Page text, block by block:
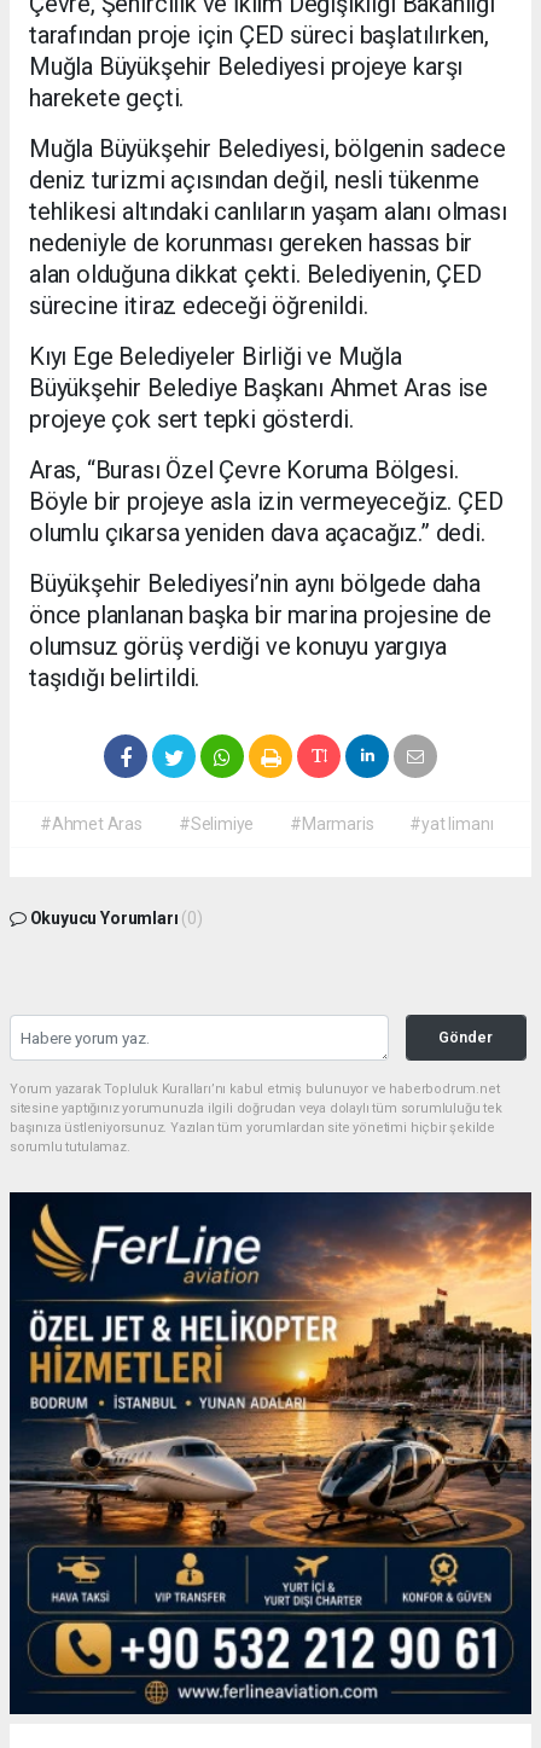
tarafından proje için ÇED süreci başlatılırken,
Muğla Büyükşehir Belediyesi projeye karşı
harekete geçti.
Muğla Büyükşehir Belediyesi, bölgenin sadece
deniz turizmi açısından değil, nesli tükenme
tehlikesi altındaki canlıların yaşam alanı olması
nedeniyle de korunması gereken hassas bir
alan olduğuna dikkat çekti. Belediyenin, ÇED
sürecine itiraz edeceği öğrenildi.
Kıyı Ege Belediyeler Birliği ve Muğla
Büyükşehir Belediye Başkanı Ahmet Aras ise
projeye çok sert tepki gösterdi.
Aras, “Burası Özel Çevre Koruma Bölgesi.
Böyle bir projeye asla izin vermeyeceğiz. ÇED
olumlu çıkarsa yeniden dava açacağız.” dedi.
Büyükşehir Belediyesi’nin aynı bölgede daha
önce planlanan başka bir marina projesine de
olumsuz görüş verdiği ve konuyu yargıya
taşıdığı belirtildi.
#Ahmet Aras #Selimiye #Marmaris #yat limanı
Okuyucu Yorumları (0)
Gönder
Yorum yazarak Topluluk Kuralları’nı kabul etmiş bulunuyor ve haberbodrum.net
sitesine yaptığınız yorumunuzla ilgili doğrudan veya dolaylı tüm sorumluluğu tek
başınıza üstleniyorsunuz. Yazılan tüm yorumlardan site yönetimi hiçbir şekilde
sorumlu tutulamaz.